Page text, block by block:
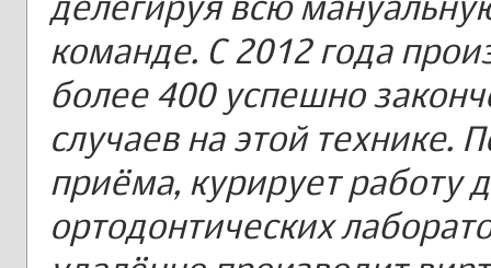
команде. С 2012 года
более 400 успешно
случаев на этой технике.
приёма, курирует работу
ортодонтических